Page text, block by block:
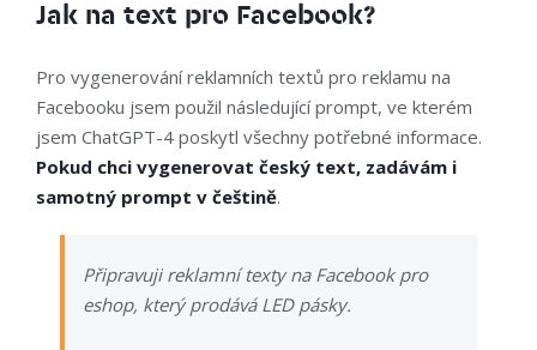
Jak na text pro Facebook?
Pro vygenerování reklamních textů pro reklamu na
Facebooku jsem použil následující prompt, ve kterém
jsem ChatGPT-4 poskytl všechny potřebné informace.
Pokud chci vygenerovat český text, zadávám i
samotný prompt v češtině.
Připravuji reklamní texty na Facebook pro
eshop, který prodává LED pásky.